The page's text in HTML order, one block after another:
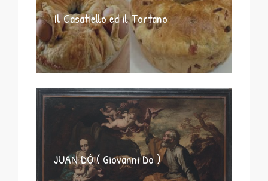
Il Casatiello ed il Tortano
JUAN DÓ ( Giovanni Do )